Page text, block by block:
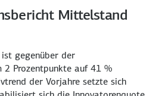
Mittelstand
gegenüber der
2 Prozentpunkte auf41 %
der Vorjahre setzte sich